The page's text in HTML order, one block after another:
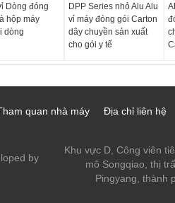
Dòng đóng
hộp máy
dòng
DPP Series nhỏ Alu Alu
vỉ máy đóng gói Carton
dây chuyền sản xuất
cho gói y tế
Địa chỉ liên hệ
quan nhà máy
by
Khu vực D, Công viên
mô Songqiao, thị
Pingyang, thành